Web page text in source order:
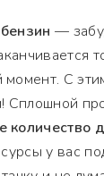
—
С
Сплошной
количество
у вас